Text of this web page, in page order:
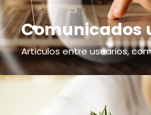
Comunicados
Articulos entre usuarios,